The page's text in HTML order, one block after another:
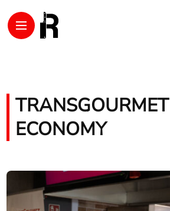
TRANSGOURMET
ECONOMY